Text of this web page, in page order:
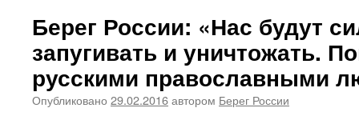
Берег России: «Нас будут
запугивать и уничтожать.
русскими православными
Опубликовано 29.02.2016автором Берег России